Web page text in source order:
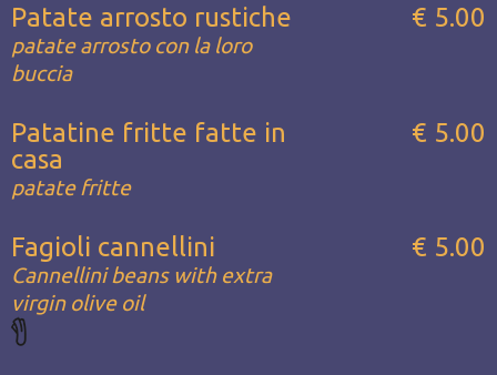
Patate arrosto rustiche
patate arrosto con la loro
buccia
€ 5.00
Patatine fritte fatte in
casa
patate fritte
€ 5.00
Fagioli cannellini
Cannellini beans with extra
virgin olive oil
€ 5.00